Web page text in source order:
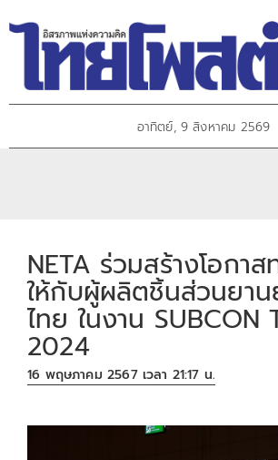
อาทิตย์, 9 สิงหาคม 2569
NETA ร่วมสร้างโอกา
ให้กับผู้ผลิตชิ้นส่วนยาน
ไทย ในงาน SUBCON
2024
16 พฤษภาคม 2567 เวลา 21:17 น.